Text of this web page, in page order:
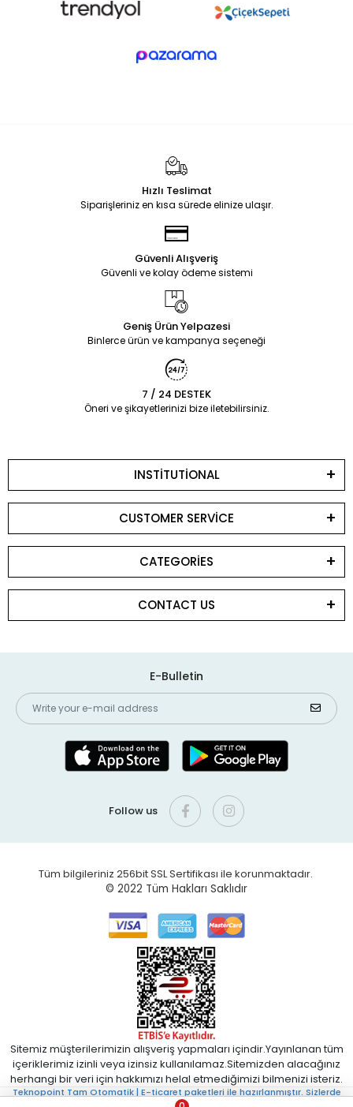
Hızlı Teslimat
Siparişleriniz en kısa sürede elinize ulaşır.
Güvenli Alışveriş
Güvenli ve kolay ödeme sistemi
Geniş Ürün Yelpazesi
Binlerce ürün ve kampanya seçeneği
7 / 24 DESTEK
Öneri ve şikayetlerinizi bize iletebilirsiniz.
INSTİTUTİONAL
CUSTOMER SERVİCE
CATEGORİES
CONTACT US
E-Bulletin
Follow us
Tüm bilgileriniz 256bit SSL Sertifikası ile korunmaktadır.
© 2022 Tüm Hakları Saklıdır
Sitemiz müşterilerimizin alışveriş yapmaları içindir.Yayınlanan tüm
içeriklerimiz izinli veya izinsiz kullanılamaz.Sitemizden alacağınız
herhangi bir veri için hakkımızı helal etmediğimizi bilmenizi isteriz.
Teknopoint Tam Otomatik | E-ticaret paketleri ile hazırlanmıştır. Sizlerde
uygun fiyatlı Tam Otomatik E-ticaret sistemi istiyorsanız bizimle iletişime